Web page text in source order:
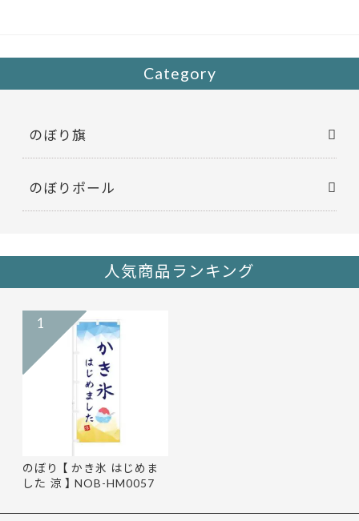
k Category
のぼり旗
のぼりポール
人気商品ランキング
のぼり 【 かき氷 はじめま
した 涼 】 NOB-HM0057
1